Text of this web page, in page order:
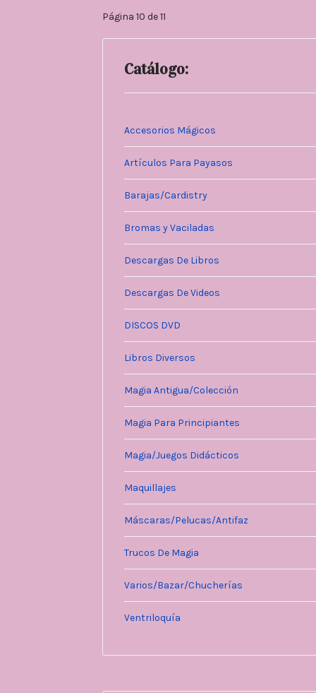
Página 10 de 11
Catálogo:
Accesorios Mágicos
Artículos Para Payasos
Barajas/Cardistry
Bromas y Vaciladas
Descargas De Libros
Descargas De Videos
DISCOS DVD
Libros Diversos
Magia Antigua/Colección
Magia Para Principiantes
Magia/Juegos Didácticos
Maquillajes
Máscaras/Pelucas/Antifaz
Trucos De Magia
Varios/Bazar/Chucherías
Ventriloquía